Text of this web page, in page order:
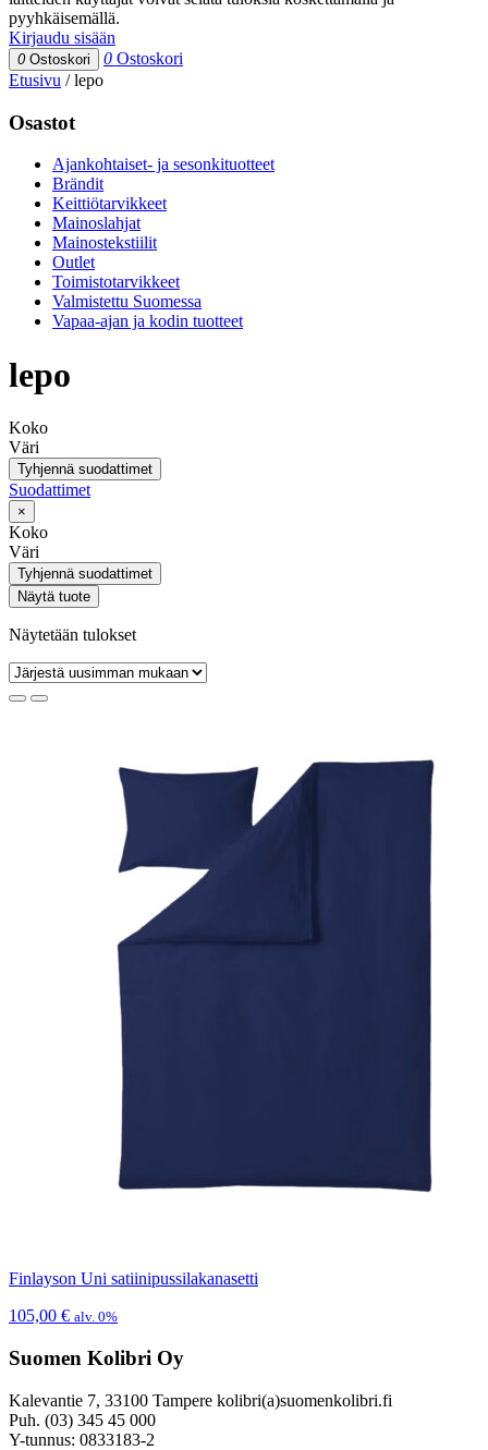
pyyhkäisemällä.
Kirjaudu sisään
0 Ostoskori 0 Ostoskori
Etusivu /lepo
Osastot
Ajankohtaiset- ja sesonkituotteet
Brändit
Keittiötarvikkeet
Mainoslahjat
Mainostekstiilit
Outlet
Toimistotarvikkeet
Valmistettu Suomessa
Vapaa-ajan ja kodin tuotteet
lepo
Koko
Väri
Tyhjennä suodattimet
Suodattimet
×
Koko
Väri
Tyhjennä suodattimet
Näytä tuote
Näytetään tulokset
Finlayson Uni satiinipussilakanasetti
105,00 € alv. 0%
Suomen Kolibri Oy
Kalevantie 7, 33100 Tampere kolibri(a)suomenkolibri.fi
Puh. (03) 345 45 000
Y-tunnus: 0833183-2